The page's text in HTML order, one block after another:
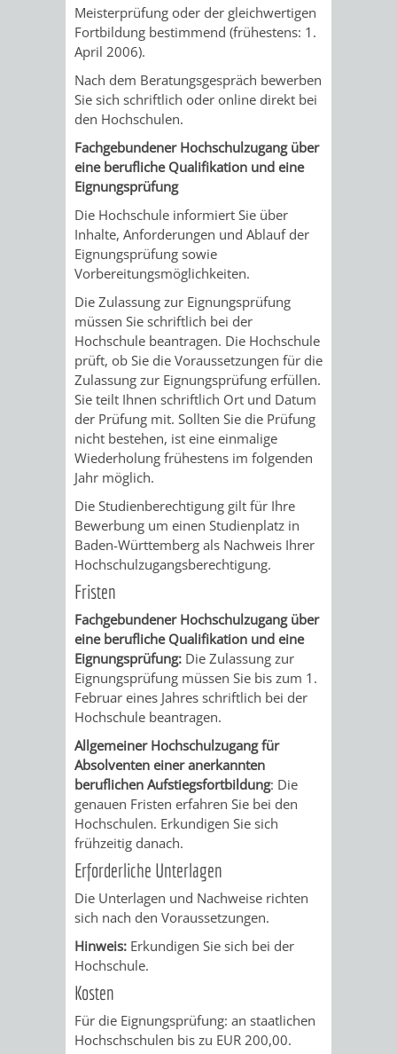
BEKANNTMACHUNGEN
WAHLEN
/
ABSTIMMUNGEN
STÄDTISCHE
FINANZEN
KOMMUNALE
STEUERN
STADTRECHTPERSONALRAT
/ JAV
ZENSUS
2022
STADTWEGWEISER
ÄMTER
&
EINRICHTUNGEN
IN
STADT
FRIEDHÖFE
BESTATTUNGSMÖGLICHKEITEN
HAUPTFRIEDHOF
WEINHEIM
FRIEDHÖFE
FRIEDHOF
FRIEDHOF
FRIEDHOF
KIRCHEN
KULTUREINRICHTUNGEN
THEATER
MUSEUM
VERANSTALTUNGEN
KINDER
MUSEUM
VERKEHR
VERKEHRSINFORMATIONEN
BAHNVERKEHR
BUSVERKEHRRUFTAXI
CARSHARING
&
PARKEN
APP
EASYPARKEN
VRNNEXTBIKE
Meisterprüfung oder der gleichwertigen
Fortbildung bestimmend (frühestens: 1.
April 2006).
Nach dem Beratungsgespräch bewerben
Sie sich schriftlich oder online direkt bei
den Hochschulen.
Fachgebundener Hochschulzugang über
eine berufliche Qualifikation und eine
Eignungsprüfung
Die Hochschule informiert Sie über
Inhalte, Anforderungen und Ablauf der
Eignungsprüfung sowie
Vorbereitungsmöglichkeiten.
Die Zulassung zur Eignungsprüfung
müssen Sie schriftlich bei der
Hochschule beantragen. Die Hochschule
prüft, ob Sie die Voraussetzungen für die
Zulassung zur Eignungsprüfung erfüllen.
Sie teilt Ihnen schriftlich Ort und Datum
der Prüfung mit. Sollten Sie die Prüfung
nicht bestehen, ist eine einmalige
Wiederholung frühestens im folgenden
Jahr möglich.
Die Studienberechtigung gilt für Ihre
Bewerbung um einen Studienplatz in
Baden-Württemberg als Nachweis Ihrer
Hochschulzugangsberechtigung.
Fristen
Fachgebundener Hochschulzugang über
eine berufliche Qualifikation und eine
Eignungsprüfung: Die Zulassung zur
Eignungsprüfung müssen Sie bis zum 1.
Februar eines Jahres schriftlich bei der
Hochschule beantragen.
Allgemeiner Hochschulzugang für
Absolventen einer anerkannten
beruflichen Aufstiegsfortbildung: Die
genauen Fristen erfahren Sie bei den
Hochschulen. Erkundigen Sie sich
frühzeitig danach.
Erforderliche Unterlagen
Die Unterlagen und Nachweise richten
sich nach den Voraussetzungen.
Hinweis: Erkundigen Sie sich bei der
Hochschule.
Kosten
Für die Eignungsprüfung: an staatlichen
Hochschschulen bis zu EUR 200,00.